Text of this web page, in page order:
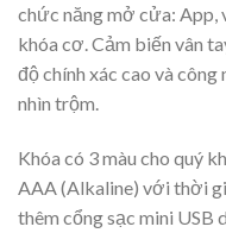
chức năng mở cửa: App,
khóa cơ. Cảm biến vân
độ chính xác cao và
nhìn trộm.
Khóa có 3 màu cho quý
AAA (Alkaline) với thời
thêm cổng sạc mini